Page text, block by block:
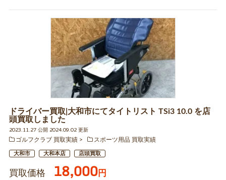
ドライバー買取|大和市にてタイトリスト TSi3 10.0 を店
頭買取しました
2023.11.27 公開 2024.09.02 更新
ゴルフクラブ 買取実績
スポーツ用品 買取実績
大和市 大和本店 店頭買取
買取価格 18,000円